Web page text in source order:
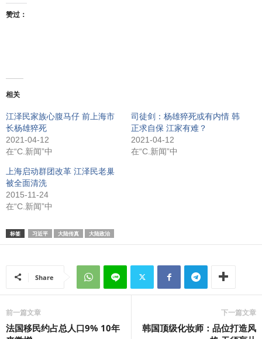
赞过：
相关
江泽民家族心腹马仔 前上海市
长杨雄猝死
2021-04-12
在“C.新闻”中
司徒剑：杨雄猝死或有内情 韩
正求自保 江家有难？
2021-04-12
在“C.新闻”中
上海启动群团改革 江泽民老巢
被全面清洗
2015-11-24
在“C.新闻”中
标签 习近平 大陆传真 大陆政治
Share
前一篇文章
法国移民约占总人口9% 10年
下一篇文章
韩国顶级化妆师：品位打造风